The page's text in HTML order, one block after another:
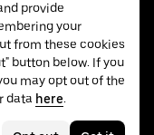
provide
your
from these cookies
button below. If you
may opt out of the
data here.